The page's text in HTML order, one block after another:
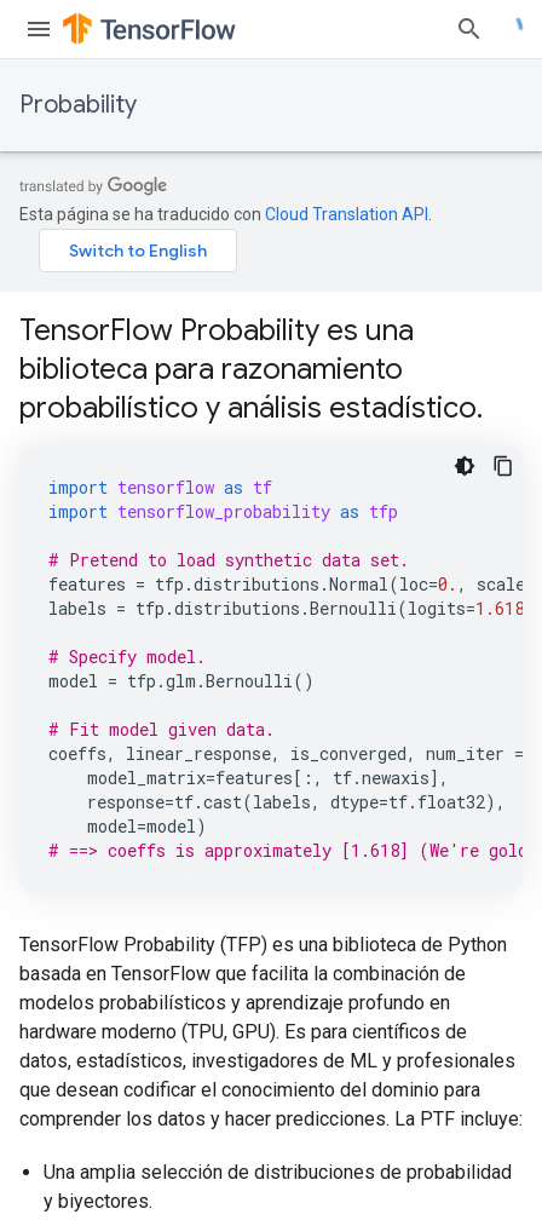
Probability
Esta página se ha traducido con Cloud Translation API
TensorFlow Probability es una
biblioteca para razonamiento
probabilístico y análisis estadístico.
import tensorflow as tf
import tensorflow_probability as tfp
# Pretend to load synthetic data set.
features = tfp .distributions .Normal(loc=0. , scale
labels = tfp .distributions .Bernoulli(logits=1.618
# Specify model.
model = tfp .glm .Bernoulli()
# Fit model given data.
coeffs, linear_response, is_converged, num_iter =
model_matrix=features[:, tf.newaxis],
response=tf.cast(labels, dtype=tf. float32),
model=model)
# ==> coeffs is approximately [1.618] (We're
TensorFlow Probability (TFP) es una biblioteca de Python
basada en TensorFlow que facilita la combinación de
modelos probabilísticos y aprendizaje profundo en
hardware moderno (TPU, GPU). Es para científicos de
datos, estadísticos, investigadores de ML y profesionales
que desean codificar el conocimiento del dominio para
comprender los datos y hacer predicciones. La PTF incluye:
Una amplia selección de distribuciones de probabilidad
y biyectores.